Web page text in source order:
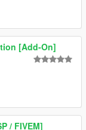
[Add-On]
/ FIVEM]